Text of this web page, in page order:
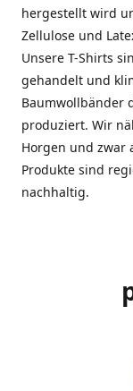
hergestellt wird
Zellulose und
Unsere T-Shirts
gehandelt und
Baumwollbänder
produziert. Wir
Horgen und zwar
Produkte sind
nachhaltig.